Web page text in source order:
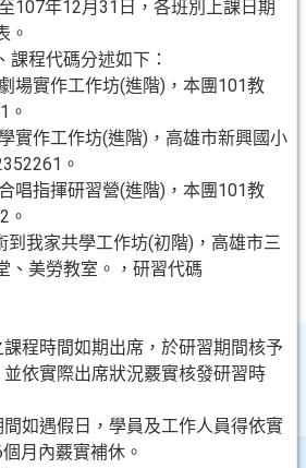
107年12月31日，各班別上課日期
。
課程代碼分述如下：
場實作工作坊(進階)，本團101教
。
實作工作坊(進階)，高雄市新興國小
。
唱指揮研習營(進階)，本團101教
。
到我家共學工作坊(初階)，高雄市三
、美勞教室。，研習代碼
程時間如期出席，於研習期間核予
依實際出席狀況覈實核發研習時
如遇假日，學員及工作人員得依實
月內覈實補休。